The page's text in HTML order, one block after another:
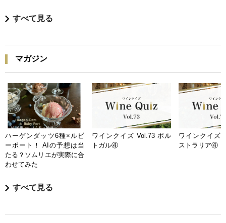
すべて見る
マガジン
ハーゲンダッツ6種×ルビ
ーポート！ AIの予想は当
たる？ソムリエが実際に合
わせてみた
ワインクイズ Vol.73 ポル
トガル④
ワインクイズ
ストラリア④
すべて見る